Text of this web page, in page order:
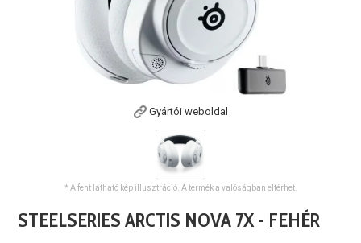
Gyártói weboldal
* A fent látható kép illusztráció. A termék a valóságban eltérhet.
STEELSERIES ARCTIS NOVA 7X - FEHÉR